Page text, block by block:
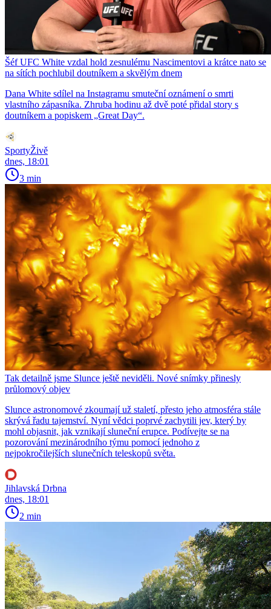
Šéf UFC White vzdal hold zesnulému Nascimentovi a krátce nato se
na sítích pochlubil doutníkem a skvělým dnem
Dana White sdílel na Instagramu smuteční oznámení o smrti
vlastního zápasníka. Zhruba hodinu až dvě poté přidal story s
doutníkem a popiskem „Great Day“.
SportyŽivě
dnes, 18:01
3 min
Tak detailně jsme Slunce ještě neviděli. Nové snímky přinesly
průlomový objev
Slunce astronomové zkoumají už staletí, přesto jeho atmosféra stále
skrývá řadu tajemství. Nyní vědci poprvé zachytili jev, který by
mohl objasnit, jak vznikají sluneční erupce. Podívejte se na
pozorování mezinárodního týmu pomocí jednoho z
nejpokročilejších slunečních teleskopů světa.
Jihlavská Drbna
dnes, 18:01
2 min